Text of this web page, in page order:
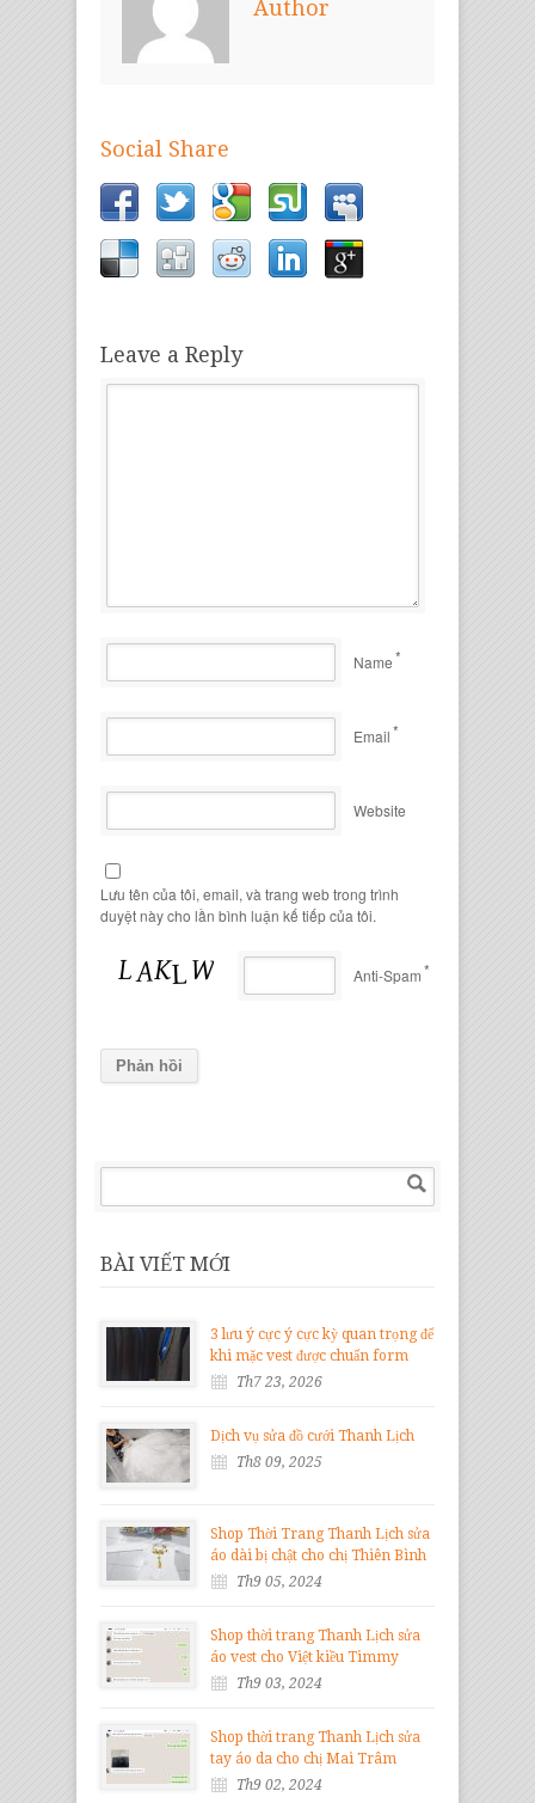
Author
Social Share
Leave a Reply
Name*
Email*
Website
Lưu tên của tôi, email, và trang web trong trình
duyệt này cho lần bình luận kế tiếp của tôi.
Anti-Spam*
BÀI VIẾT MỚI
3 lưu ý cực ý cực kỳ quan trọng để
khi mặc vest được chuẩn form
Th7 23, 2026
Dịch vụ sửa đồ cưới Thanh Lịch
Th8 09, 2025
Shop Thời Trang Thanh Lịch sửa
áo dài bị chật cho chị Thiên Bình
Th9 05, 2024
Shop thời trang Thanh Lịch sửa
áo vest cho Việt kiều Timmy
Th9 03, 2024
Shop thời trang Thanh Lịch sửa
tay áo da cho chị Mai Trâm
Th9 02, 2024